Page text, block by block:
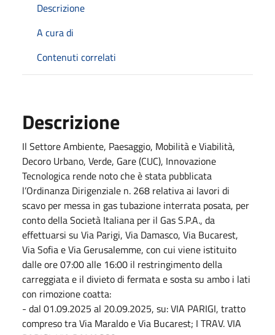
Descrizione
A cura di
Contenuti correlati
Descrizione
Il Settore Ambiente, Paesaggio, Mobilità e Viabilità,
Decoro Urbano, Verde, Gare (CUC), Innovazione
Tecnologica rende noto che è stata pubblicata
l’Ordinanza Dirigenziale n. 268 relativa ai lavori di
scavo per messa in gas tubazione interrata posata, per
conto della Società Italiana per il Gas S.P.A., da
effettuarsi su Via Parigi, Via Damasco, Via Bucarest,
Via Sofia e Via Gerusalemme, con cui viene istituito
dalle ore 07:00 alle 16:00 il restringimento della
carreggiata e il divieto di fermata e sosta su ambo i lati
con rimozione coatta:
- dal 01.09.2025 al 20.09.2025, su: VIA PARIGI, tratto
compreso tra Via Maraldo e Via Bucarest; I TRAV. VIA